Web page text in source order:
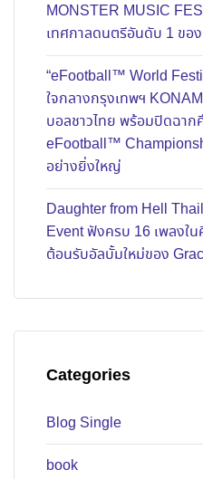
MONSTER MUSIC
เทศกาลดนตรีอันดับ 1 ขอ
“eFootball™ World
ใจกลางกรุงเทพฯ
บอลชาวไทย พร้อมปิดฉาก
eFootball™
อย่างยิ่งใหญ่
Daughter from Hell
Event ฟังครบ 16 เพลงใ
ต้อนรับอัลบั้มใหม่ของ
Categories
Blog Single
book